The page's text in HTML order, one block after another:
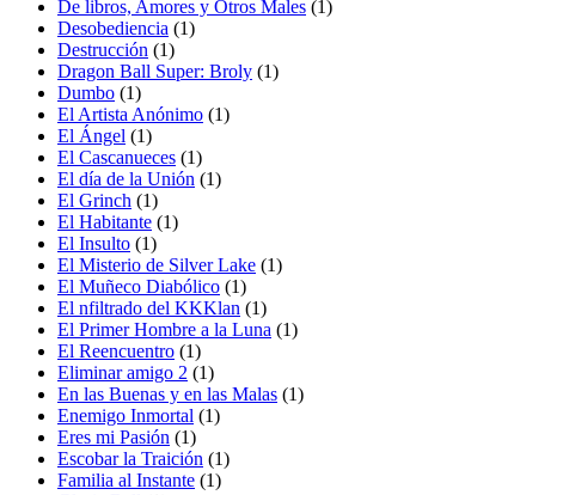
De libros, Amores y Otros Males (1)
Desobediencia (1)
Destrucción (1)
Dragon Ball Super: Broly (1)
Dumbo (1)
El Artista Anónimo (1)
El Ángel (1)
El Cascanueces (1)
El día de la Unión (1)
El Grinch (1)
El Habitante (1)
El Insulto (1)
El Misterio de Silver Lake (1)
El Muñeco Diabólico (1)
El nfiltrado del KKKlan (1)
El Primer Hombre a la Luna (1)
El Reencuentro (1)
Eliminar amigo 2 (1)
En las Buenas y en las Malas (1)
Enemigo Inmortal (1)
Eres mi Pasión (1)
Escobar la Traición (1)
Familia al Instante (1)